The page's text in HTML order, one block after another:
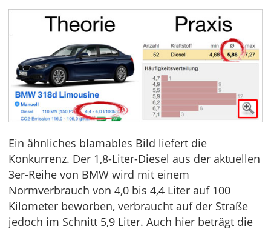
Ein ähnliches blamables Bild liefert die
Konkurrenz. Der 1,8-Liter-Diesel aus der aktuellen
3er-Reihe von BMW wird mit einem
Normverbrauch von 4,0 bis 4,4 Liter auf 100
Kilometer beworben, verbraucht auf der Straße
jedoch im Schnitt 5,9 Liter. Auch hier beträgt die